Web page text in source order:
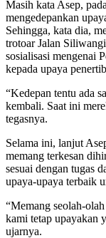
Masih kata Asep,
mengedepankan
Sehingga, kata dia,
trotoar Jalan
sosialisasi mengenai
kepada upaya
“Kedepan tentu ada
kembali. Saat ini
tegasnya.
Selama ini, lanjut
memang terkesan
sesuai dengan tugas
upaya-upaya terbaik
“Memang seolah-
kami tetap upayakan
ujarnya.